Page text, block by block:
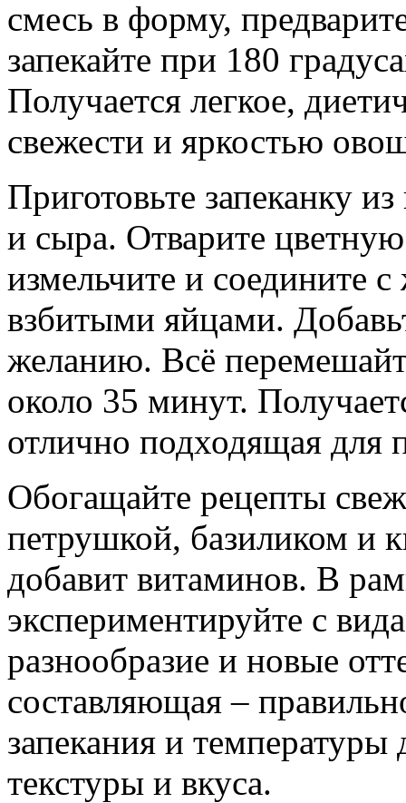
смесь в форму,
запекайте при 180
Получается легкое,
свежести и яркостью
Приготовьте запеканку
и сыра. Отварите
измельчите и соедините
взбитыми яйцами.
желанию. Всё
около 35 минут.
отлично подходящая для
Обогащайте рецепты
петрушкой, базиликом и
добавит витаминов. В
экспериментируйте с
разнообразие и новые
составляющая –
запекания и
текстуры и вкуса.